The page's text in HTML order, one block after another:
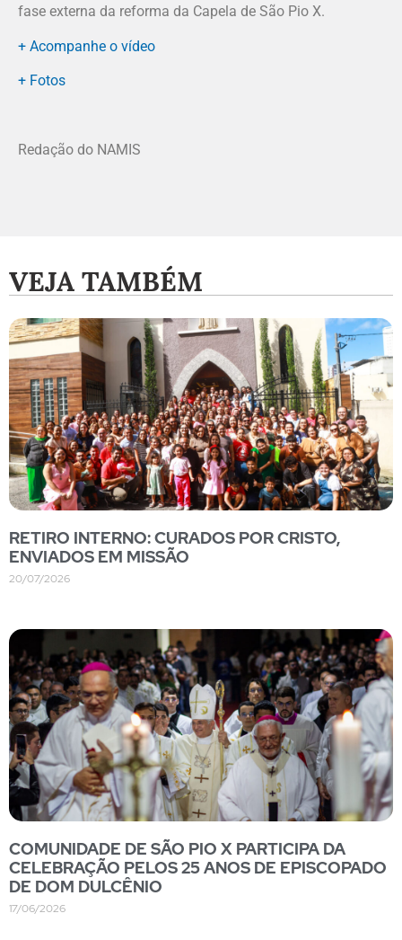
fase externa da reforma da Capela de São Pio X.
+ Acompanhe o vídeo
+ Fotos
Redação do NAMIS
VEJA TAMBÉM
RETIRO INTERNO: CURADOS POR CRISTO,
ENVIADOS EM MISSÃO
20/07/2026
COMUNIDADE DE SÃO PIO X PARTICIPA DA
CELEBRAÇÃO PELOS 25 ANOS DE EPISCOPADO
DE DOM DULCÊNIO
17/06/2026